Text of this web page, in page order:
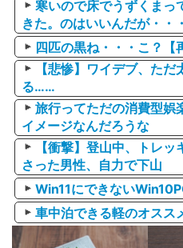
寒いので床でうずくまっ
きた。のはいいんだが・・
四匹の黒ね・・・こ？【
【悲惨】ワイデブ、た
る……
旅行ってただの消費型娯
イメージなんだろうな
【衝撃】登山中、トレ
さった男性、自力で下山
Win11にできない
車中泊できる軽のオスス